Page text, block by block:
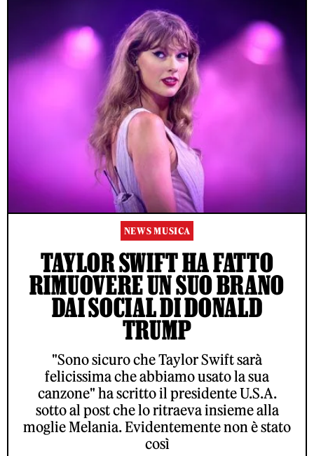
NEWS MUSICA
TAYLOR SWIFT HA FATTO
RIMUOVERE UN SUO BRANO
DAI SOCIAL DI DONALD
TRUMP
"Sono sicuro che Taylor Swift sarà
felicissima che abbiamo usato la sua
canzone" ha scritto il presidente U.S.A.
sotto al post che lo ritraeva insieme alla
moglie Melania. Evidentemente non è stato
così